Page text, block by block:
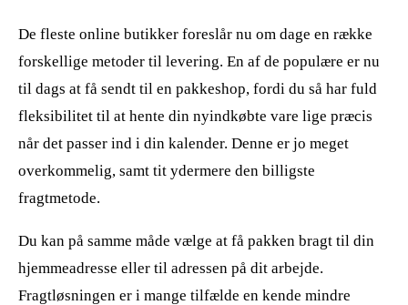
De fleste online butikker foreslår nu om dage en række
forskellige metoder til levering. En af de populære er nu
til dags at få sendt til en pakkeshop, fordi du så har fuld
fleksibilitet til at hente din nyindkøbte vare lige præcis
når det passer ind i din kalender. Denne er jo meget
overkommelig, samt tit ydermere den billigste
fragtmetode.
Du kan på samme måde vælge at få pakken bragt til din
hjemmeadresse eller til adressen på dit arbejde.
Fragtløsningen er i mange tilfælde en kende mindre